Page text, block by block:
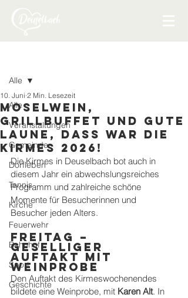
Alle
Veranstaltungen
Gemeinde
Dorfleben
Tennis
Kirche
Feuerwehr
Bahnhof
Sport
Geschichte
Alle
Moselwein,
Grillbuffet und Gute
Laune, dass war die
Kirmes 2026!
10. Juni 2 Min. Lesezeit
Die Kirmes in Deuselbach bot auch in
diesem Jahr ein abwechslungsreiches
Programm und zahlreiche schöne
Momente für Besucherinnen und
Besucher jeden Alters.
Freitag –
Geselliger
Auftakt mit
Weinprobe
Den Auftakt des Kirmeswochenendes
bildete eine Weinprobe, mit Karen Alt. In